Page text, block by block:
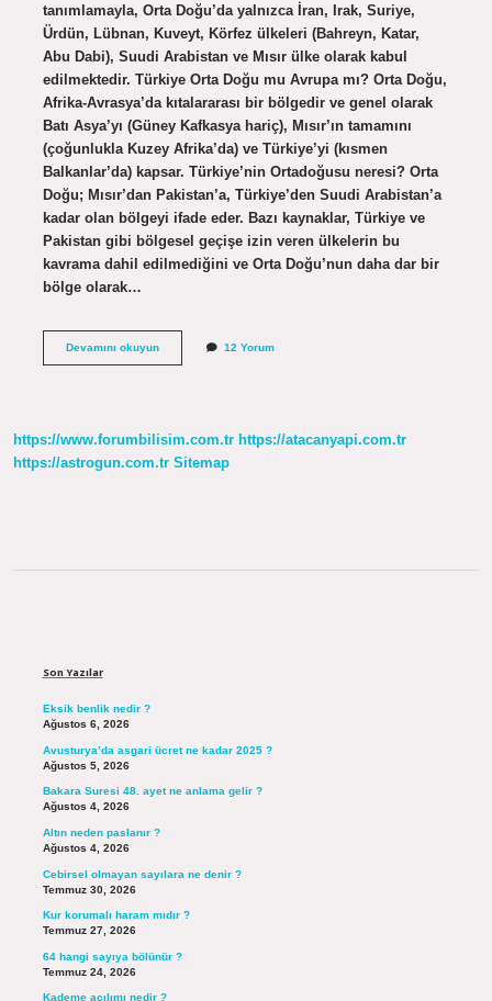
tanımlamayla, Orta Doğu’da yalnızca İran, Irak, Suriye,
Ürdün, Lübnan, Kuveyt, Körfez ülkeleri (Bahreyn, Katar,
Abu Dabi), Suudi Arabistan ve Mısır ülke olarak kabul
edilmektedir. Türkiye Orta Doğu mu Avrupa mı? Orta Doğu,
Afrika-Avrasya’da kıtalararası bir bölgedir ve genel olarak
Batı Asya’yı (Güney Kafkasya hariç), Mısır’ın tamamını
(çoğunlukla Kuzey Afrika’da) ve Türkiye’yi (kısmen
Balkanlar’da) kapsar. Türkiye’nin Ortadoğusu neresi? Orta
Doğu; Mısır’dan Pakistan’a, Türkiye’den Suudi Arabistan’a
kadar olan bölgeyi ifade eder. Bazı kaynaklar, Türkiye ve
Pakistan gibi bölgesel geçişe izin veren ülkelerin bu
kavrama dahil edilmediğini ve Orta Doğu’nun daha dar bir
bölge olarak…
Devamını okuyunOrta
12 Yorum
https://www.forumbilisim.com.tr https://atacanyapi.com.tr
https://astrogun.com.tr Sitemap
Son Yazılar
Eksik benlik nedir ?
Ağustos 6, 2026
Avusturya’da asgari ücret ne kadar 2025 ?
Ağustos 5, 2026
Bakara Suresi 48. ayet ne anlama gelir ?
Ağustos 4, 2026
Altın neden paslanır ?
Ağustos 4, 2026
Cebirsel olmayan sayılara ne denir ?
Temmuz 30, 2026
Kur korumalı haram mıdır ?
Temmuz 27, 2026
64 hangi sayıya bölünür ?
Temmuz 24, 2026
Kademe açılımı nedir ?